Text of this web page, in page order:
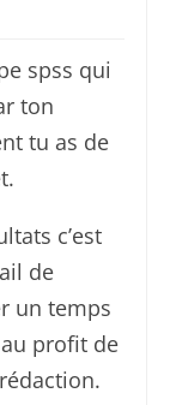
spss qui
ton
tu as de
c’est
de
un temps
profit de